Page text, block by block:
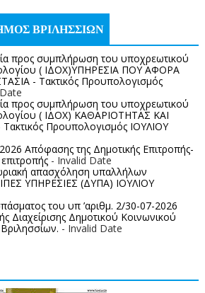
ΒΡΙΛΗΣΣΙΩΝ
προς συμπλήρωση του υποχρεωτικού
( ΙΔΟΧ)ΥΠΗΡΕΣΙΑ ΠΟΥ ΑΦΟΡΑ
- Τακτικός Προυπολογισμός
προς συμπλήρωση του υποχρεωτικού
( ΙΔΟΧ) ΚΑΘΑΡΙΟΤΗΤΑΣ ΚΑΙ
Προυπολογισμός ΙΟΥΛΙΟΥ
Απόφασης της Δημοτικής Επιτροπής-
- Invalid Date
απασχόληση υπαλλήλων
ΥΠΗΡΕΣΙΕΣ (ΔΥΠΑ) ΙΟΥΛΙΟΥ
του υπ ’αριθμ. 2/30-07-2026
Διαχείρισης Δημοτικού Κοινωνικού
- Invalid Date